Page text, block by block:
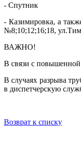
- Спутник
- Казимировка, а
№8;10;12;16;18,
ВАЖНО!
В связи с повышенной
В случаях разрыва
в диспетчерскую
Возврат к списку